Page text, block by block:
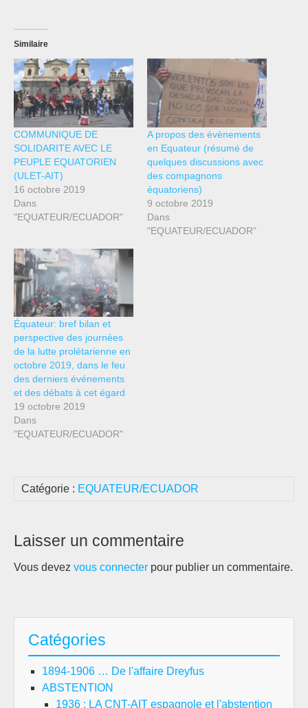
Similaire
COMMUNIQUE DE
SOLIDARITE AVEC LE
PEUPLE EQUATORIEN
(ULET-AIT)
16 octobre 2019
Dans
"EQUATEUR/ECUADOR"
A propos des évènements
en Equateur (résumé de
quelques discussions avec
des compagnons
équatoriens)
9 octobre 2019
Dans
"EQUATEUR/ECUADOR"
Équateur: bref bilan et
perspective des journées
de la lutte prolétarienne en
octobre 2019, dans le feu
des derniers événements
et des débats à cet égard
19 octobre 2019
Dans
"EQUATEUR/ECUADOR"
Catégorie : EQUATEUR/ECUADOR
Laisser un commentaire
Vous devez vous connecter pour publier un commentaire.
Catégories
1894-1906 … De l'affaire Dreyfus
ABSTENTION
1936 : LA CNT-AIT espagnole et l'abstention